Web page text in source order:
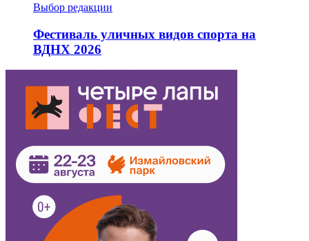
Выбор редакции
Фестиваль уличных видов спорта на
ВДНХ 2026